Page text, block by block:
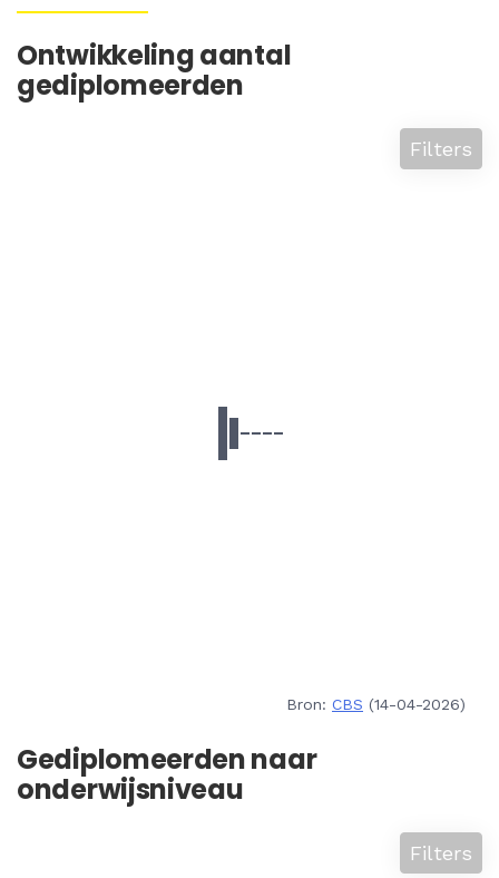
Ontwikkeling aantal
gediplomeerden
Filters
Bron: CBS (14-04-2026)
Gediplomeerden naar
onderwijsniveau
Filters